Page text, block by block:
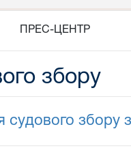
ПРЕС-ЦЕНТР
збору
судового збору